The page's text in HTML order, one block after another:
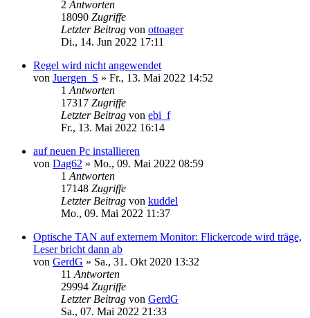
2 Antworten
18090 Zugriffe
Letzter Beitrag von ottoager
Di., 14. Jun 2022 17:11
Regel wird nicht angewendet
von Juergen_S » Fr., 13. Mai 2022 14:52
1 Antworten
17317 Zugriffe
Letzter Beitrag von ebi_f
Fr., 13. Mai 2022 16:14
auf neuen Pc installieren
von Dag62 » Mo., 09. Mai 2022 08:59
1 Antworten
17148 Zugriffe
Letzter Beitrag von kuddel
Mo., 09. Mai 2022 11:37
Optische TAN auf externem Monitor: Flickercode wird träge,
Leser bricht dann ab
von GerdG » Sa., 31. Okt 2020 13:32
11 Antworten
29994 Zugriffe
Letzter Beitrag von GerdG
Sa., 07. Mai 2022 21:33